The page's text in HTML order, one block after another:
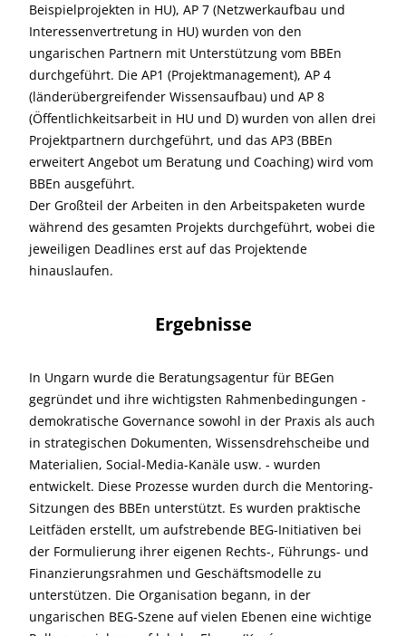
Beispielprojekten in HU), AP 7 (Netzwerkaufbau und
Interessenvertretung in HU) wurden von den
ungarischen Partnern mit Unterstützung vom BBEn
durchgeführt. Die AP1 (Projektmanagement), AP 4
(länderübergreifender Wissensaufbau) und AP 8
(Öffentlichkeitsarbeit in HU und D) wurden von allen drei
Projektpartnern durchgeführt, und das AP3 (BBEn
erweitert Angebot um Beratung und Coaching) wird vom
BBEn ausgeführt.
Der Großteil der Arbeiten in den Arbeitspaketen wurde
während des gesamten Projekts durchgeführt, wobei die
jeweiligen Deadlines erst auf das Projektende
hinauslaufen.
Ergebnisse
In Ungarn wurde die Beratungsagentur für BEGen
gegründet und ihre wichtigsten Rahmenbedingungen -
demokratische Governance sowohl in der Praxis als auch
in strategischen Dokumenten, Wissensdrehscheibe und
Materialien, Social-Media-Kanäle usw. - wurden
entwickelt. Diese Prozesse wurden durch die Mentoring-
Sitzungen des BBEn unterstützt. Es wurden praktische
Leitfäden erstellt, um aufstrebende BEG-Initiativen bei
der Formulierung ihrer eigenen Rechts-, Führungs- und
Finanzierungsrahmen und Geschäftsmodelle zu
unterstützen. Die Organisation begann, in der
ungarischen BEG-Szene auf vielen Ebenen eine wichtige